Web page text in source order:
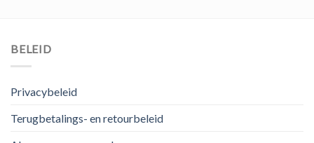
BELEID
Privacybeleid
Terugbetalings- en retourbeleid